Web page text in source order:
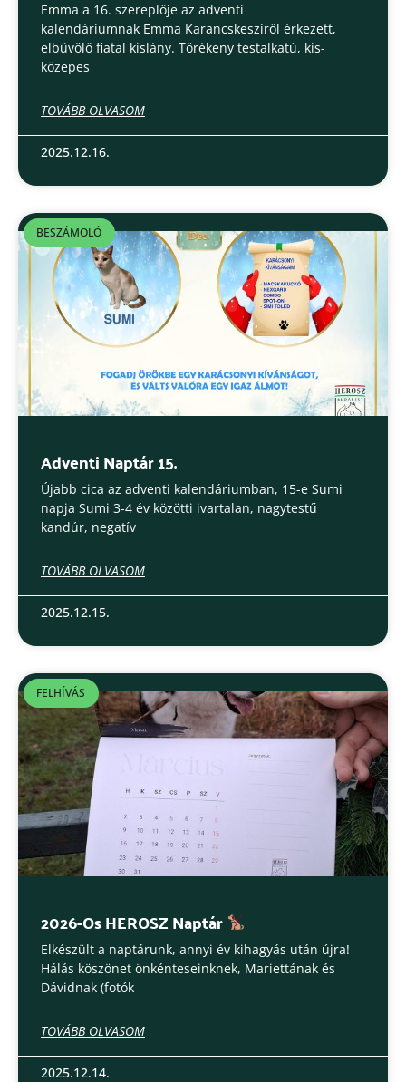
Emma a 16. szereplője az adventi
kalendáriumnak Emma Karancskesziről érkezett,
elbűvölő fiatal kislány. Törékeny testalkatú, kis-
közepes
TOVÁBB OLVASOM
2025.12.16.
BESZÁMOLÓ
Adventi Naptár 15.
Újabb cica az adventi kalendáriumban, 15-e Sumi
napja Sumi 3-4 év közötti ivartalan, nagytestű
kandúr, negatív
TOVÁBB OLVASOM
2025.12.15.
FELHÍVÁS
2026-Os HEROSZ Naptár
Elkészült a naptárunk, annyi év kihagyás után újra!
Hálás köszönet önkénteseinknek, Mariettának és
Dávidnak (fotók
TOVÁBB OLVASOM
2025.12.14.